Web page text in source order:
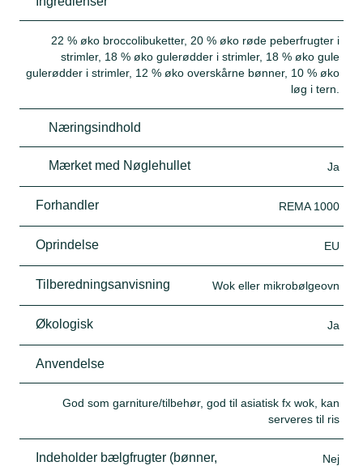
22 % øko broccolibuketter, 20 % øko røde peberfrugter i
strimler, 18 % øko gulerødder i strimler, 18 % øko gule
gulerødder i strimler, 12 % øko overskårne bønner, 10 % øko
løg i tern.
Næringsindhold
Mærket med Nøglehullet Ja
Forhandler REMA 1000
Oprindelse EU
Tilberedningsanvisning Wok eller mikrobølgeovn
Økologisk Ja
Anvendelse
God som garniture/tilbehør, god til asiatisk fx wok, kan
serveres til ris
Indeholder bælgfrugter (bønner,
Nej